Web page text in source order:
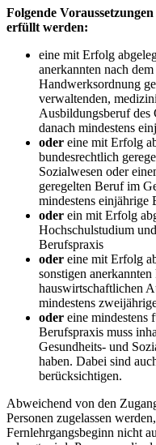
Folgende
erfüllt werden:
eine mit Erfolg
anerkannten nach
Handwerksordnung
verwaltenden,
Ausbildungsberuf des
danach mindestens
oder eine mit Erfolg
bundesrechtlich
Sozialwesen oder
geregelten Beruf im
mindestens einjährige
oder ein mit Erfolg
Hochschulstudium
Berufspraxis
oder eine mit Erfolg
sonstigen
hauswirtschaftlichen
mindestens
oder eine mindestens
Berufspraxis muss
Gesundheits- und
haben. Dabei sind
berücksichtigen.
Abweichend von den
Personen zugelassen
Fernlehrgangsbeginn nicht